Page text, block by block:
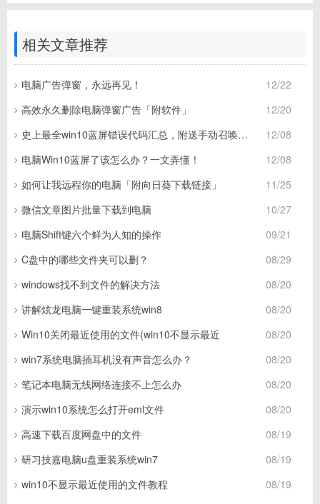
相关文章推荐
12/22
电脑广告弹窗，永远再见！
12/20
高效永久删除电脑弹窗广告「附软件」
12/08
史上最全win10蓝屏错误代码汇总，附送手动召唤蓝屏技能！
12/08
电脑Win10蓝屏了该怎么办？一文弄懂！
11/25
如何让我远程你的电脑「附向日葵下载链接」
10/27
微信文章图片批量下载到电脑
09/21
电脑Shift键六个鲜为人知的操作
08/29
C盘中的哪些文件夹可以删？
08/20
windows找不到文件的解决方法
08/20
讲解炫龙电脑一键重装系统win8
08/20
Win10关闭最近使用的文件(win10不显示最近
08/20
win7系统电脑插耳机没有声音怎么办？
08/20
笔记本电脑无线网络连接不上怎么办
08/20
演示win10系统怎么打开eml文件
08/19
高速下载百度网盘中的文件
08/19
研习技嘉电脑u盘重装系统win7
08/19
win10不显示最近使用的文件教程